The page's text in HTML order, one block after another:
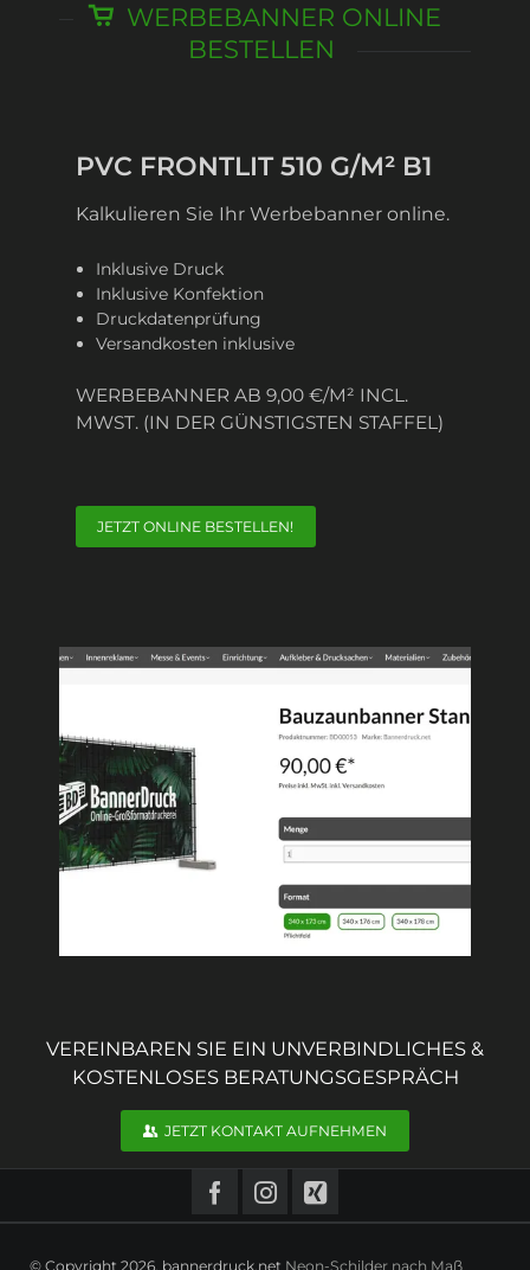
WERBEBANNER ONLINE
BESTELLEN
PVC FRONTLIT 510 G/M² B1
Kalkulieren Sie Ihr Werbebanner online.
Inklusive Druck
Inklusive Konfektion
Druckdatenprüfung
Versandkosten inklusive
WERBEBANNER AB 9,00 €/M² INCL.
MWST. (IN DER GÜNSTIGSTEN STAFFEL)
JETZT ONLINE BESTELLEN!
VEREINBAREN SIE EIN UNVERBINDLICHES &
KOSTENLOSES BERATUNGSGESPRÄCH
JETZT KONTAKT AUFNEHMEN
© Copyright 2026. bannerdruck.net Neon-Schilder nach Maß